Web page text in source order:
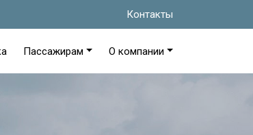
Контакты
Пассажирам О компании